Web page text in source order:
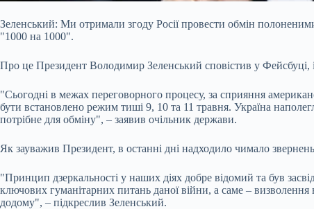
Зеленський: Ми отримали згоду Росії провести обмін
"1000 на 1000".
Про це Президент Володимир Зеленський сповістив у
"Сьогодні в межах переговорного процесу, за сприяння
бути встановлено режим тиші 9, 10 та 11 травня. Україна
потрібне для обміну", – заявив очільник держави.
Як зауважив Президент, в останні дні надходило чимало
"Принцип дзеркальності у наших діях добре відомий та був
ключових гуманітарних питань даної війни, а саме –
додому", – підкреслив Зеленський.